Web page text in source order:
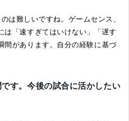
は難しいですね。ゲームセンス、
は「速すぎてはいけない」「遅す
間があります。自分の経験に基づ
す。今後の試合に活かしたい